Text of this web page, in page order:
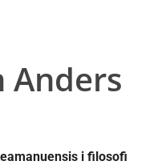
Anders
i filosofi